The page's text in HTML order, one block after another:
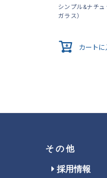
シンプル&ナチ
ガラス）
カートに
その他
採用情報